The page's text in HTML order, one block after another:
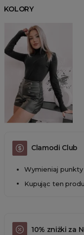
KOLORY
Clamodi Club
Wymieniaj
Kupując ten
10% zniżki za